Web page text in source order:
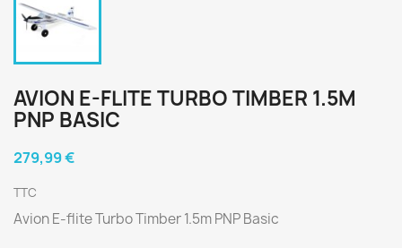
AVION E-FLITE TURBO TIMBER 1.5M
PNP BASIC
279,99 €
TTC
Avion E-flite Turbo Timber 1.5m PNP Basic